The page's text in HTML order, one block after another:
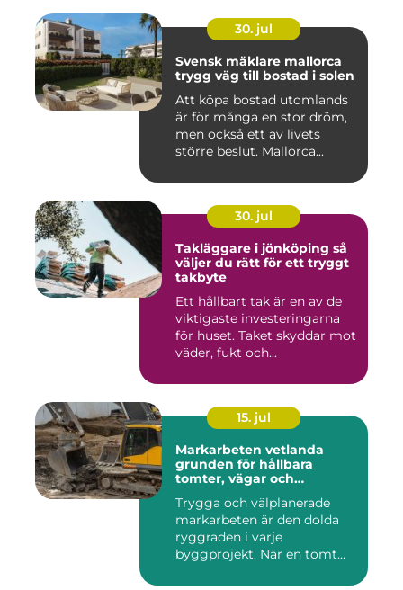
30. jul
Svensk mäklare mallorca
trygg väg till bostad i solen
Att köpa bostad utomlands
är för många en stor dröm,
men också ett av livets
större beslut. Mallorca...
30. jul
Takläggare i jönköping så
väljer du rätt för ett tryggt
takbyte
Ett hållbart tak är en av de
viktigaste investeringarna
för huset. Taket skyddar mot
väder, fukt och...
15. jul
Markarbeten vetlanda
grunden för hållbara
tomter, vägar och
Trygga och välplanerade
markarbeten är den dolda
ryggraden i varje
byggprojekt. När en tomt